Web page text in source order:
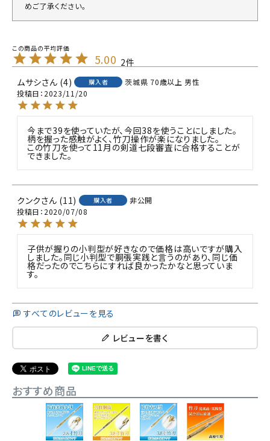
めご了承ください。
5.00 2
ムサシ
4 購入者 茨城県 70歳以上 男性
投稿日 2023/11/20
今まで39を使っていたが、今回38を使うことにしました。
柄を握った感触がよく、竹刀操作が楽になりました。
この竹刀を使って11月の剣道七段審査に合格することが
できました。
クンク 11 購入者
非公開
投稿日 2020/07/08
子供が握りの小判型が好きなので価格は高いですが購入
しました。同じ小判型で胴張実践と言うのがあり、同じ価
格だったのでこちらにすれば良かったかなと思っていま
す。
すべてのレビューを見る
レビューを書く
おすすめ商品